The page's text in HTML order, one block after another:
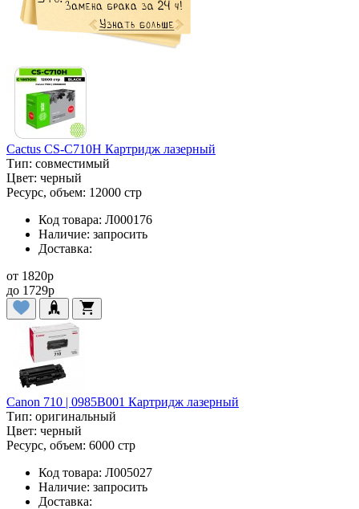
Cactus CS-C710H Картридж лазерный
Тип: совместимый
Цвет: черный
Ресурс, объем: 12000 стр
Код товара: Л000176
Наличие: запросить
Доставка:
от 1820p
до 1729p
Canon 710 | 0985B001 Картридж лазерный
Тип: оригинальный
Цвет: черный
Ресурс, объем: 6000 стр
Код товара: Л005027
Наличие: запросить
Доставка: